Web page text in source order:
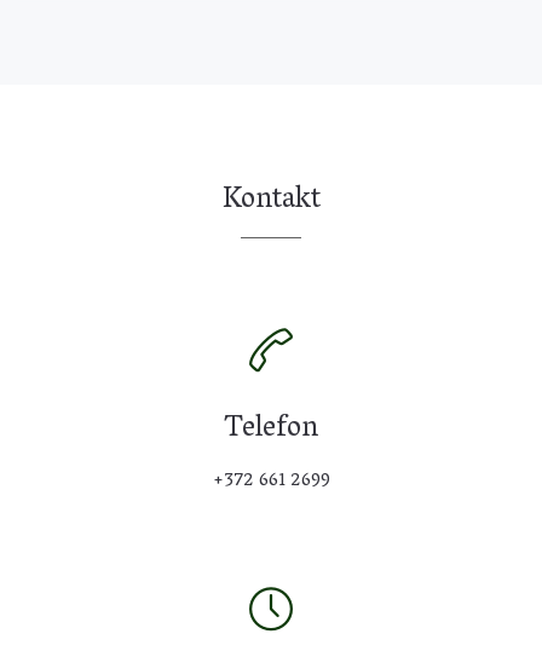
Kontakt
Telefon
+372 661 2699